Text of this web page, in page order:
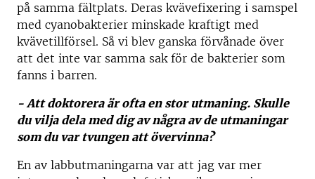
på samma fältplats. Deras kvävefixering i samspel
med cyanobakterier minskade kraftigt med
kvävetillförsel. Så vi blev ganska förvånade över
att det inte var samma sak för de bakterier som
fanns i barren.
- Att doktorera är ofta en stor utmaning. Skulle
du vilja dela med dig av några av de utmaningar
som du var tvungen att övervinna?
En av labbutmaningarna var att jag var mer